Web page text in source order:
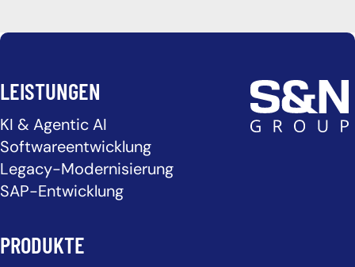
LEISTUNGEN
KI & Agentic AI
Softwareentwicklung
Legacy-Modernisierung
SAP-Entwicklung
PRODUKTE